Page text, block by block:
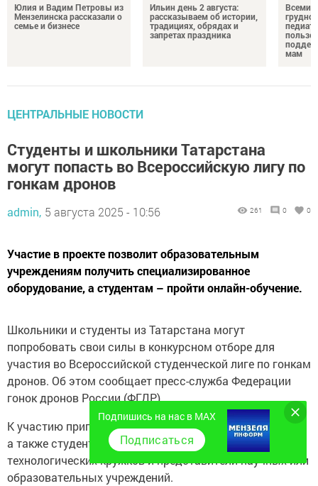
Юлия и Вадим Петровы из
Мензелинска рассказали о
семье и бизнесе
Ильин день 2 августа:
рассказываем об истории,
традициях, обрядах и
запретах праздника
пользе
мам
ЦЕНТРАЛЬНЫЕ НОВОСТИ
Студенты и школьники Татарстана
могут попасть во Всероссийскую лигу по
гонкам дронов
admin, 5 августа 2025 - 10:56 261 0 0
Участие в проекте позволит образовательным
учреждениям получить специализированное
оборудование, а студентам – пройти онлайн-обучение.
Школьники и студенты из Татарстана могут
попробовать свои силы в конкурсном отборе для
участия во Всероссийской студенческой лиге по гонкам
дронов. Об этом сообщает пресс-служба Федерации
гонок дронов России (ФГДР).
К участию приглашаются учащиеся от 7 до 18 лет,
а также студенты вузов и колледжей, участники
технологических кружков и представители научных или
образовательных учреждений.
Подпишись на нас в MAX
Подписаться